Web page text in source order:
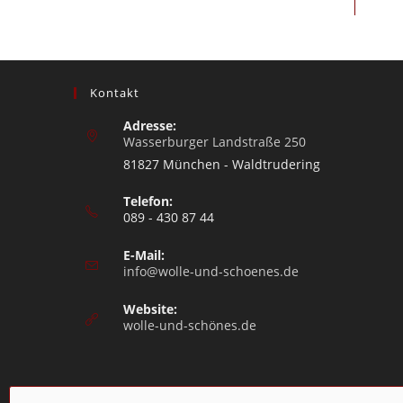
Kontakt
Adresse:
Wasserburger Landstraße 250
81827 München - Waldtrudering
Telefon:
089 - 430 87 44
E-Mail:
info@wolle-und-schoenes.de
Website:
wolle-und-schönes.de